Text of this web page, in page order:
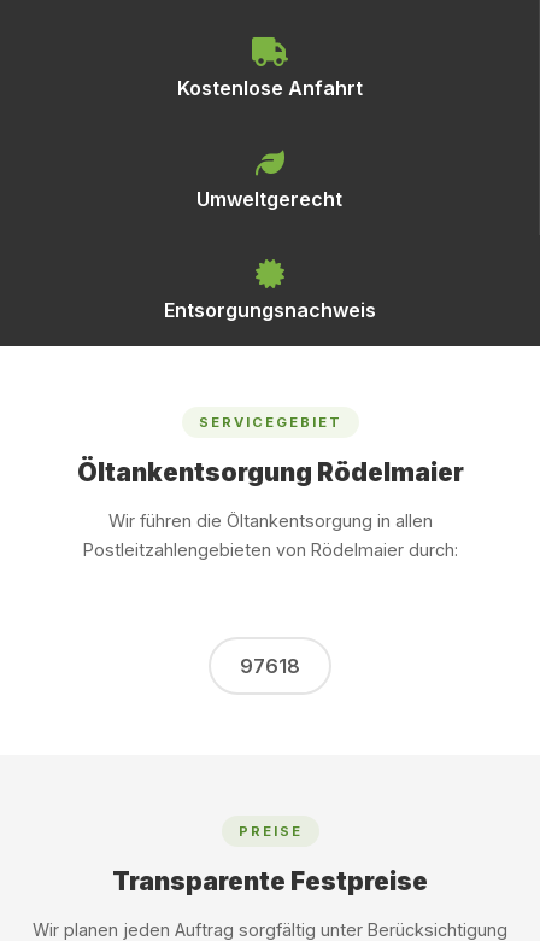
Kostenlose Anfahrt
Umweltgerecht
Entsorgungsnachweis
SERVICEGEBIET
Öltankentsorgung Rödelmaier
Wir führen die Öltankentsorgung in allen
Postleitzahlengebieten von Rödelmaier durch:
97618
PREISE
Transparente Festpreise
Wir planen jeden Auftrag sorgfältig unter Berücksichtigung